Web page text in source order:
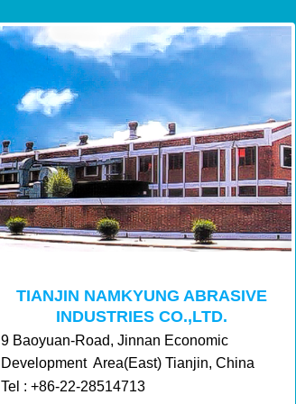
TIANJIN NAMKYUNG ABRASIVE
INDUSTRIES CO.,LTD.
9 Baoyuan-Road, Jinnan Economic
Development Area(East) Tianjin, China
Tel : +86-22-28514713